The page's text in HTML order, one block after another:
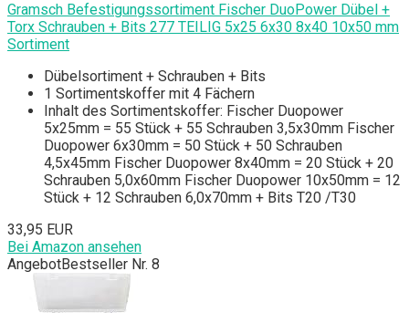
Gramsch Befestigungssortiment Fischer DuoPower Dübel +
Torx Schrauben + Bits 277 TEILIG 5x25 6x30 8x40 10x50 mm
Sortiment
Dübelsortiment + Schrauben + Bits
1 Sortimentskoffer mit 4 Fächern
Inhalt des Sortimentskoffer: Fischer Duopower
5x25mm = 55 Stück + 55 Schrauben 3,5x30mm Fischer
Duopower 6x30mm = 50 Stück + 50 Schrauben
4,5x45mm Fischer Duopower 8x40mm = 20 Stück + 20
Schrauben 5,0x60mm Fischer Duopower 10x50mm = 12
Stück + 12 Schrauben 6,0x70mm + Bits T20 /T30
33,95 EUR
Bei Amazon ansehen
AngebotBestseller Nr. 8